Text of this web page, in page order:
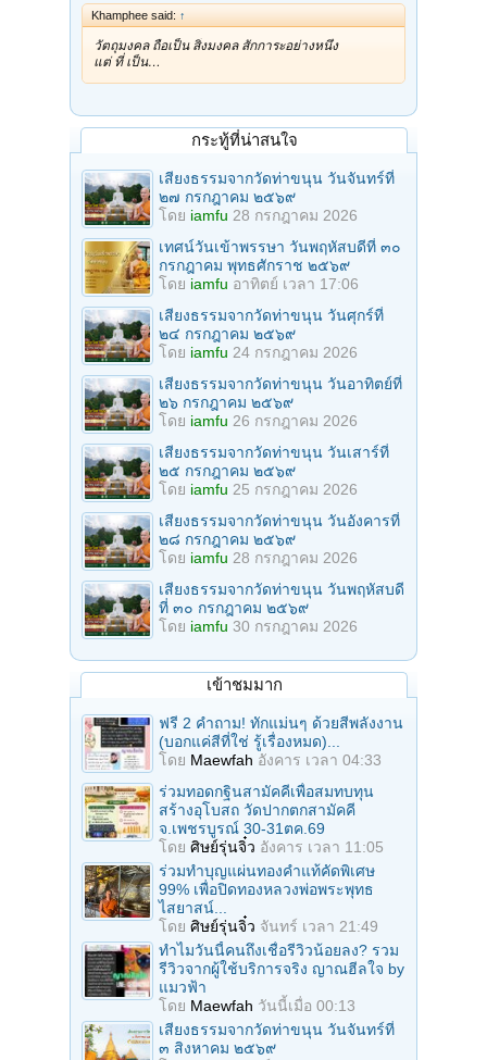
Khamphee said: ↑
วัตถุมงคล ถือเป็น สิ่งมงคล สักการะอย่างหนึ่ง
แต่ ที่ เป็น…
กระทู้ที่น่าสนใจ
เสียงธรรมจากวัดท่าขนุน วันจันทร์ที่
๒๗ กรกฎาคม ๒๕๖๙
โดย iamfu 28 กรกฎาคม 2026
เทศน์วันเข้าพรรษา วันพฤหัสบดีที่ ๓๐
กรกฎาคม พุทธศักราช ๒๕๖๙
โดย iamfu อาทิตย์ เวลา 17:06
เสียงธรรมจากวัดท่าขนุน วันศุกร์ที่
๒๔ กรกฎาคม ๒๕๖๙
โดย iamfu 24 กรกฎาคม 2026
เสียงธรรมจากวัดท่าขนุน วันอาทิตย์ที่
๒๖ กรกฎาคม ๒๕๖๙
โดย iamfu 26 กรกฎาคม 2026
เสียงธรรมจากวัดท่าขนุน วันเสาร์ที่
๒๕ กรกฎาคม ๒๕๖๙
โดย iamfu 25 กรกฎาคม 2026
เสียงธรรมจากวัดท่าขนุน วันอังคารที่
๒๘ กรกฎาคม ๒๕๖๙
โดย iamfu 28 กรกฎาคม 2026
เสียงธรรมจากวัดท่าขนุน วันพฤหัสบดี
ที่ ๓๐ กรกฎาคม ๒๕๖๙
โดย iamfu 30 กรกฎาคม 2026
เข้าชมมาก
ฟรี 2 คำถาม! ทักแม่นๆ ด้วยสีพลังงาน
(บอกแค่สีที่ใช่ รู้เรื่องหมด)...
โดย Maewfah อังคาร เวลา 04:33
ร่วมทอดกฐินสามัคคีเพื่อสมทบทุน
สร้างอุโบสถ วัดปากตกสามัคคี
จ.เพชรบูรณ์ 30-31ตค.69
โดย ศิษย์รุ่นจิ๋ว อังคาร เวลา 11:05
ร่วมทําบุญแผ่นทองคำแท้คัดพิเศษ
99% เพื่อปิดทองหลวงพ่อพระพุทธ
ไสยาสน์...
โดย ศิษย์รุ่นจิ๋ว จันทร์ เวลา 21:49
ทำไมวันนี้คนถึงเชื่อรีวิวน้อยลง? รวม
รีวิวจากผู้ใช้บริการจริง ญาณฮีลใจ by
แมวฟ้า
โดย Maewfah วันนี้เมื่อ 00:13
เสียงธรรมจากวัดท่าขนุน วันจันทร์ที่
๓ สิงหาคม ๒๕๖๙